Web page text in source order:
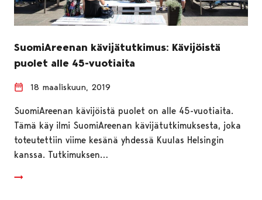
SuomiAreenan kävijätutkimus: Kävijöistä
puolet alle 45-vuotiaita
18 maaliskuun, 2019
SuomiAreenan kävijöistä puolet on alle 45-vuotiaita.
Tämä käy ilmi SuomiAreenan kävijätutkimuksesta, joka
toteutettiin viime kesänä yhdessä Kuulas Helsingin
kanssa. Tutkimuksen…